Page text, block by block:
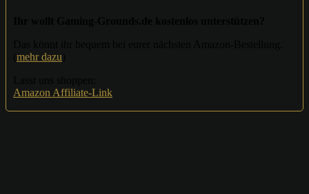
mehr dazu
Amazon Affiliate-Link